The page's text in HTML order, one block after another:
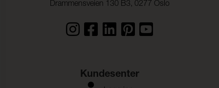
Drammensveien 130 B3, 0277 Oslo
Kundesenter